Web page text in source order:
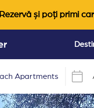
Rezervă și poți primi